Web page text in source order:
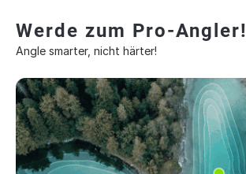
Werde zum Pro-Angler!
Angle smarter, nicht härter!